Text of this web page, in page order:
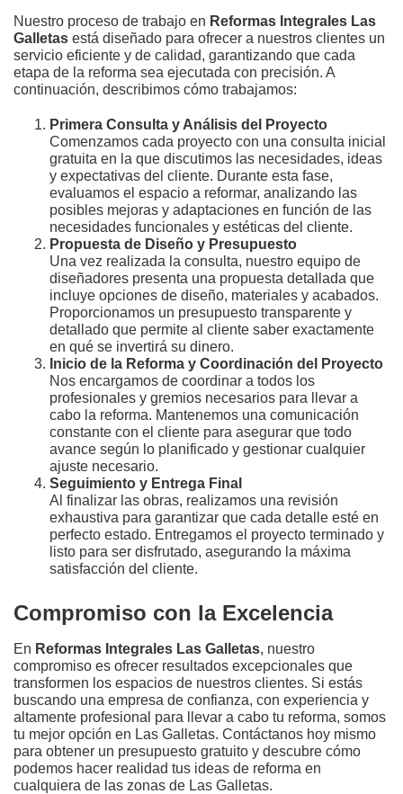
Nuestro proceso de trabajo en Reformas Integrales Las
Galletas está diseñado para ofrecer a nuestros clientes un
servicio eficiente y de calidad, garantizando que cada
etapa de la reforma sea ejecutada con precisión. A
continuación, describimos cómo trabajamos:
Primera Consulta y Análisis del Proyecto
Comenzamos cada proyecto con una consulta inicial
gratuita en la que discutimos las necesidades, ideas
y expectativas del cliente. Durante esta fase,
evaluamos el espacio a reformar, analizando las
posibles mejoras y adaptaciones en función de las
necesidades funcionales y estéticas del cliente.
Propuesta de Diseño y Presupuesto
Una vez realizada la consulta, nuestro equipo de
diseñadores presenta una propuesta detallada que
incluye opciones de diseño, materiales y acabados.
Proporcionamos un presupuesto transparente y
detallado que permite al cliente saber exactamente
en qué se invertirá su dinero.
Inicio de la Reforma y Coordinación del Proyecto
Nos encargamos de coordinar a todos los
profesionales y gremios necesarios para llevar a
cabo la reforma. Mantenemos una comunicación
constante con el cliente para asegurar que todo
avance según lo planificado y gestionar cualquier
ajuste necesario.
Seguimiento y Entrega Final
Al finalizar las obras, realizamos una revisión
exhaustiva para garantizar que cada detalle esté en
perfecto estado. Entregamos el proyecto terminado y
listo para ser disfrutado, asegurando la máxima
satisfacción del cliente.
Compromiso con la Excelencia
En Reformas Integrales Las Galletas, nuestro
compromiso es ofrecer resultados excepcionales que
transformen los espacios de nuestros clientes. Si estás
buscando una empresa de confianza, con experiencia y
altamente profesional para llevar a cabo tu reforma, somos
tu mejor opción en Las Galletas. Contáctanos hoy mismo
para obtener un presupuesto gratuito y descubre cómo
podemos hacer realidad tus ideas de reforma en
cualquiera de las zonas de Las Galletas.